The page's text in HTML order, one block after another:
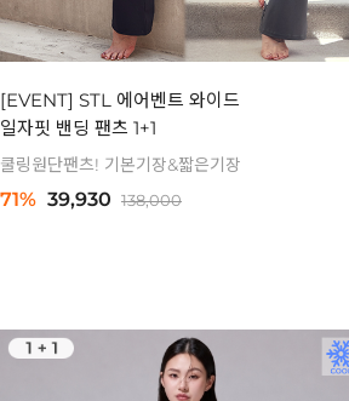
[EVENT] STL 에어벤트 와이드
일자핏 밴딩 팬츠 1+1
쿨링원단팬츠! 기본기장&짧은기장
71% 39,930 138,000